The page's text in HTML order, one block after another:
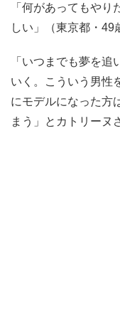
「何があってもや
しい」（東京都・49
「いつまでも夢を
いく。こういう男性
にモデルになった方
まう」とカトリーヌ